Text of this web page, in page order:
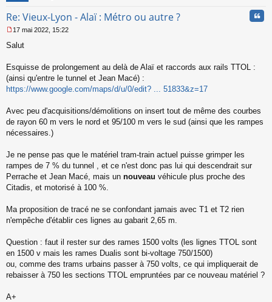
Re: Vieux-Lyon - Alaï : Métro ou autre ?
e
s
a
g
e
o
n
l
u
17 mai 2022, 15:22
Salut
Esquisse de prolongement au delà de Alaï et raccords aux rails TTOL :
(ainsi qu'entre le tunnel et Jean Macé) :
https://www.google.com/maps/d/u/0/edit? ... 51833&z=17
Avec peu d'acquisitions/démolitions on insert tout de même des courbes
de rayon 60 m vers le nord et 95/100 m vers le sud (ainsi que les rampes
nécessaires.)
Je ne pense pas que le matériel tram-train actuel puisse grimper les
rampes de 7 % du tunnel , et ce n'est donc pas lui qui descendrait sur
Perrache et Jean Macé, mais un nouveau véhicule plus proche des
Citadis, et motorisé à 100 %.
Ma proposition de tracé ne se confondant jamais avec T1 et T2 rien
n'empêche d'établir ces lignes au gabarit 2,65 m.
Question : faut il rester sur des rames 1500 volts (les lignes TTOL sont
en 1500 v mais les rames Dualis sont bi-voltage 750/1500)
ou, comme des trams urbains passer à 750 volts, ce qui impliquerait de
rebaisser à 750 les sections TTOL empruntées par ce nouveau matériel ?
A+